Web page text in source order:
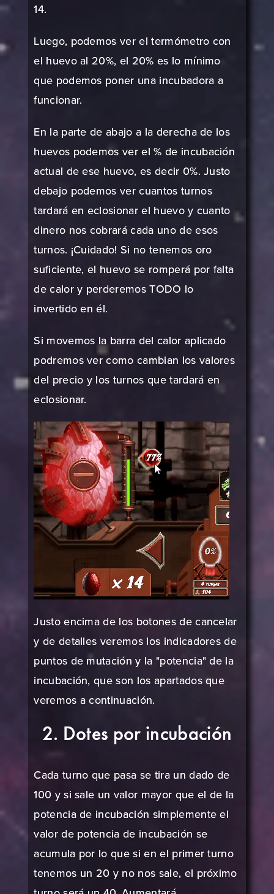
14.
Luego, podemos ver el termómetro con
el huevo al 20%, el 20% es lo mínimo
que podemos poner una incubadora a
funcionar.
En la parte de abajo a la derecha de los
huevos podemos ver el % de incubación
actual de ese huevo, es decir 0%. Justo
debajo podemos ver cuantos turnos
tardará en eclosionar el huevo y cuanto
dinero nos cobrará cada uno de esos
turnos. ¡Cuidado! Si no tenemos oro
suficiente, el huevo se romperá por falta
de calor y perderemos TODO lo
invertido en él.
Si movemos la barra del calor aplicado
podremos ver como cambian los valores
del precio y los turnos que tardará en
eclosionar.
Justo encima de los botones de cancelar
y de detalles veremos los indicadores de
puntos de mutación y la "potencia" de la
incubación, que son los apartados que
veremos a continuación.
2. Dotes por incubación
Cada turno que pasa se tira un dado de
100 y si sale un valor mayor que el de la
potencia de incubación simplemente el
valor de potencia de incubación se
acumula por lo que si en el primer turno
tenemos un 20 y no nos sale, el próximo